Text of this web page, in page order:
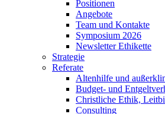
Positionen
Angebote
Team und Kontakte
Symposium 2026
Newsletter Ethikette
Strategie
Referate
Altenhilfe und
Budget- und
Christliche Ethik,
Consulting